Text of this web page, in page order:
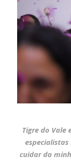
Tigre do Vale
especialistas
cuidar da